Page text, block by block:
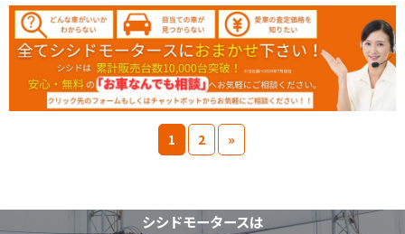
1 2 »
シシドモータースは